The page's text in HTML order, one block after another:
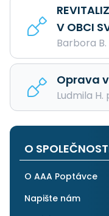
V OBCI
Barbora
Oprava
Ludmila
O
O AAA Poptávce
Napište nám